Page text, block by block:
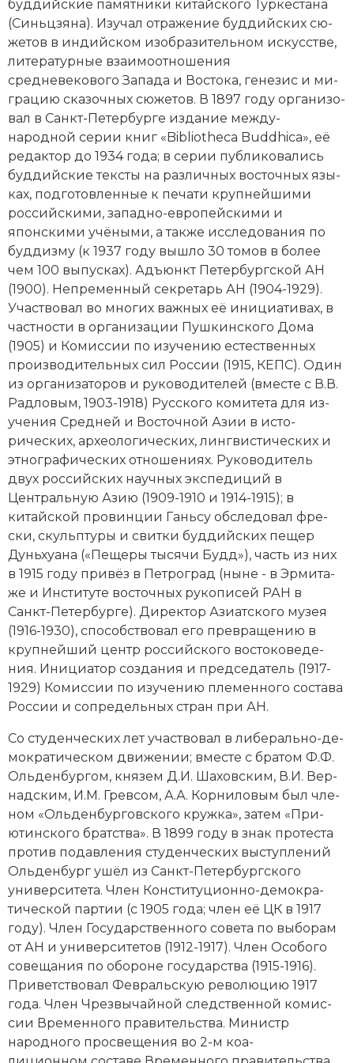
Новая история
Новейшая история
Нумизматика
Образование
Общественные объединения и организации
Политическая история
Революции и народные движения
Религия и церковь
Россия
Северная Америка
Социально-экономическая история
Специальные исторические дисциплины
Южная Америка
буд­дий­ские па­мят­ни­ки китайского Тур­ке­ста­на
(Синь­цзя­на). Изу­чал от­ра­же­ние буд­дий­ских сю­
же­тов в индийском изо­бра­зительном искусстве,
литературные взаи­мо­от­но­ше­ния
средневекового За­па­да и Вос­то­ка, ге­не­зис и ми­
гра­цию ска­зоч­ных сю­же­тов. В 1897 году ор­га­ни­зо­
вал в Санкт-Пе­тер­бур­ге из­да­ние ме­ж­ду­
народной се­рии книг «Bibliothe­ca Buddhi­ca», её
ре­дак­тор до 1934 года; в се­рии пуб­ли­ко­ва­лись
буд­дий­ские тек­сты на различных восточных язы­
ках, под­го­тов­лен­ные к пе­ча­ти круп­ней­ши­ми
российскими, западно-ев­ропейскими и
японскими учё­ны­ми, а так­же ис­сле­до­ва­ния по
буд­диз­му (к 1937 году вы­шло 30 то­мов в бо­лее
чем 100 вы­пус­ках). Адъюнкт Пе­тербургской АН
(1900). Не­пре­мен­ный сек­ре­тарь АН (1904-1929).
Уча­ст­во­вал во мно­гих важ­ных её ини­циа­ти­вах, в
ча­ст­но­сти в ор­га­ни­за­ции Пуш­кин­ско­го До­ма
(1905) и Ко­мис­сии по изу­че­нию ес­те­ст­вен­ных
про­из­во­ди­тель­ных сил Рос­сии (1915, КЕПС). Один
из организаторов и руководителей (вместе с В.В.
Радловым, 1903-1918) Русского комитета для из­
уче­ния Сред­ней и Восточной Азии в ис­то­
рических, ар­хео­ло­гических, ли­нг­ви­стических и
эт­но­гра­фических от­но­ше­ни­ях. Ру­ко­во­ди­тель
двух российских на­учных экс­пе­ди­ций в
Центральную Азию (1909-1910 и 1914-1915); в
китайской провинции Гань­су об­сле­до­вал фре­
ски, скульп­ту­ры и свит­ки буд­дий­ских пе­щер
Дуньхуа­на («Пе­ще­ры ты­ся­чи Будд»), часть из них
в 1915 году при­вёз в Пет­ро­град (ны­не - в Эр­ми­та­
же и Институте восточных ру­ко­пи­сей РАН в
Санкт-Пе­тер­бур­ге). Ди­рек­тор Ази­ат­ско­го му­зея
(1916-1930), спо­соб­ст­во­вал его пре­вра­ще­нию в
круп­ней­ший центр российского вос­то­ко­ве­де­
ния. Ини­циа­тор соз­да­ния и пред­се­да­тель (1917-
1929) Ко­мис­сии по из­уче­нию пле­мен­но­го со­ста­ва
Рос­сии и со­предель­ных стран при АН.
Со сту­денческих лет уча­ст­во­вал в ли­бе­раль­но-де­
мо­кра­тическом дви­же­нии; вме­сте с бра­том Ф.Ф.
Оль­ден­бур­гом, князем Д.И. Ша­хов­ским, В.И. Вер­
над­ским, И.М. Грев­сом, А.А. Кор­ни­ло­вым был чле­
ном «Оль­ден­бур­гов­ско­го круж­ка», за­тем «При­
ютин­ско­го брат­ст­ва». В 1899 году в знак про­тес­та
про­тив по­дав­ле­ния сту­денческих вы­сту­п­ле­ний
Ольденбург ушёл из Санкт-Пе­тербургского
университета. Член Кон­сти­ту­ци­он­но-де­мо­кра­
тической пар­тии (с 1905 года; член её ЦК в 1917
году). Член Государственного со­ве­та по вы­бо­рам
от АН и уни­вер­си­те­тов (1912-1917). Член Осо­бо­го
со­ве­ща­ния по обо­ро­не го­су­дар­ст­ва (1915-1916).
При­вет­ст­во­вал Февральскую ре­во­лю­цию 1917
года. Член Чрез­вы­чай­ной след­ст­вен­ной ко­мис­
сии Вре­мен­но­го пра­ви­тель­ст­ва. Министр
народного про­све­ще­ния во 2-м коа­